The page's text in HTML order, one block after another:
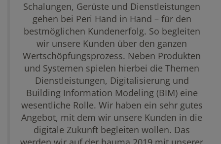
Schalungen, Gerüste und Dienstleistungen
gehen bei Peri Hand in Hand – für den
bestmöglichen Kundenerfolg. So begleiten
wir unsere Kunden über den ganzen
Wertschöpfungsprozess. Neben Produkten
und Systemen spielen hierbei die Themen
Dienstleistungen, Digitalisierung und
Building Information Modeling (BIM) eine
wesentliche Rolle. Wir haben ein sehr gutes
Angebot, mit dem wir unsere Kunden in die
digitale Zukunft begleiten wollen. Das